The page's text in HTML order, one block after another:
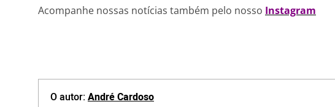
Acompanhe nossas notícias também pelo nosso Instagram
O autor:André Cardoso